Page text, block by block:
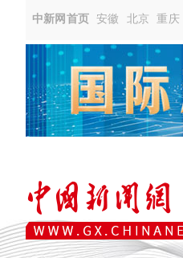
中新网首页 安徽 北京 重庆